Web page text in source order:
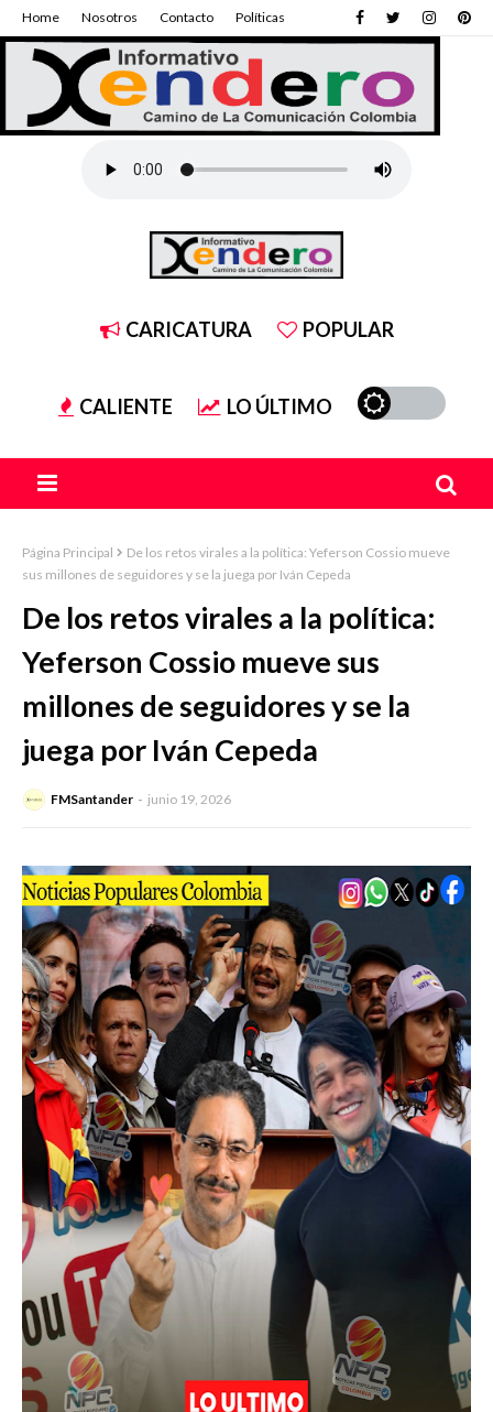
Home Nosotros Contacto Políticas
CARICATURA POPULAR
CALIENTE LO ÚLTIMO
Página Principal
De los retos virales a la política: Yeferson Cossio mueve
sus millones de seguidores y se la juega por Iván Cepeda
De los retos virales a la política:
Yeferson Cossio mueve sus
millones de seguidores y se la
juega por Iván Cepeda
FMSantander junio 19, 2026